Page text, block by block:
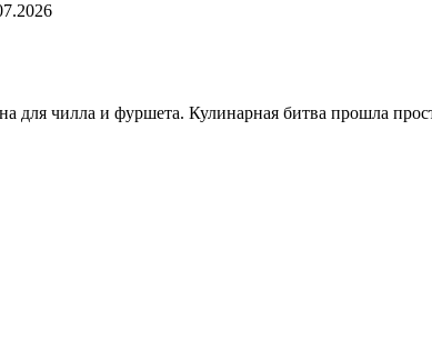
для чилла и фуршета. Кулинарная битва прошла